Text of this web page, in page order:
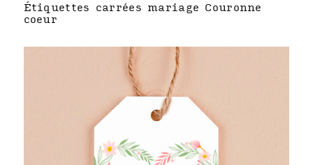
Étiquettes carrées mariage Couronne
coeur